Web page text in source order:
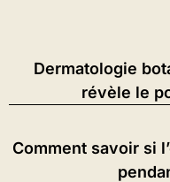
Dermatologie
révèle le
Comment savoir si